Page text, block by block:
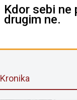
Kdor sebi ne
drugim ne.
Kronika